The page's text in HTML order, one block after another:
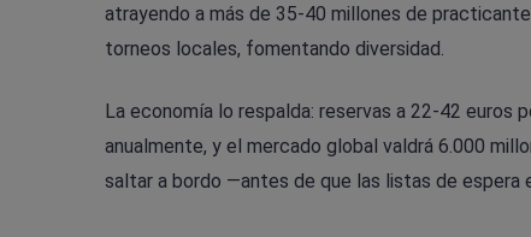
atrayendo a más de 35-40 millones de
torneos locales, fomentando diversidad.
La economía lo respalda: reservas a 22-42 euros
anualmente, y el mercado global valdrá 6.000
saltar a bordo —antes de que las listas de espera